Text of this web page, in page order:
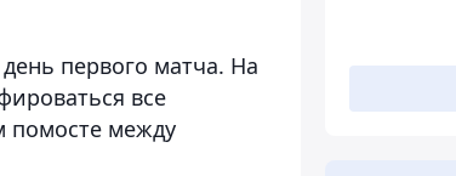
первого матча. На
все
помосте между